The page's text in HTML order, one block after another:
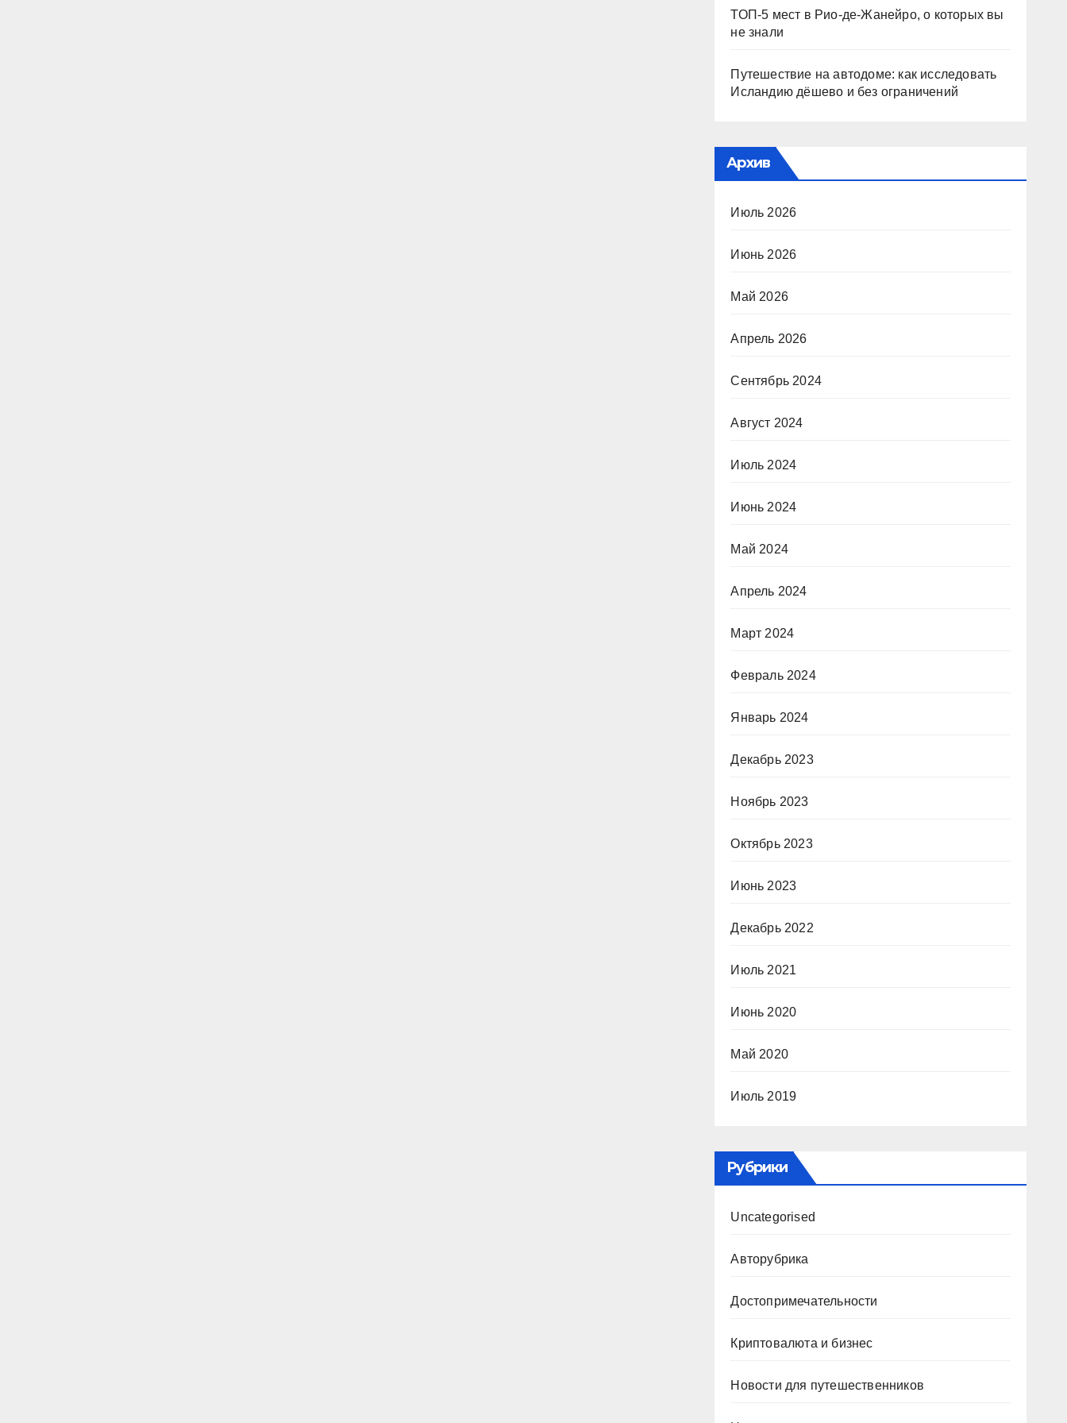
ТОП-5 мест в Рио-де-Жанейро, о которых вы
не знали
Путешествие на автодоме: как исследовать
Исландию дёшево и без ограничений
Архив
Июль 2026
Июнь 2026
Май 2026
Апрель 2026
Сентябрь 2024
Август 2024
Июль 2024
Июнь 2024
Май 2024
Апрель 2024
Март 2024
Февраль 2024
Январь 2024
Декабрь 2023
Ноябрь 2023
Октябрь 2023
Июнь 2023
Декабрь 2022
Июль 2021
Июнь 2020
Май 2020
Июль 2019
Рубрики
Uncategorised
Авторубрика
Достопримечательности
Криптовалюта и бизнес
Новости для путешественников